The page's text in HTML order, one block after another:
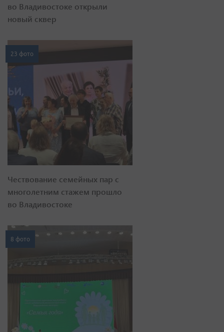
во Владивостоке открыли
новый сквер
23 фото
Чествование семейных пар с
многолетним стажем прошло
во Владивостоке
8 фото